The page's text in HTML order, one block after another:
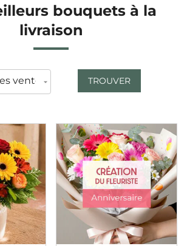
bouquets à la
livraison
TROUVER